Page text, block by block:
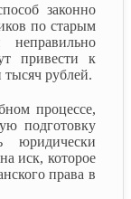
законно
по старым
привести к
тысяч рублей.
процессе,
подготовку
юридически
иск, которое
права в